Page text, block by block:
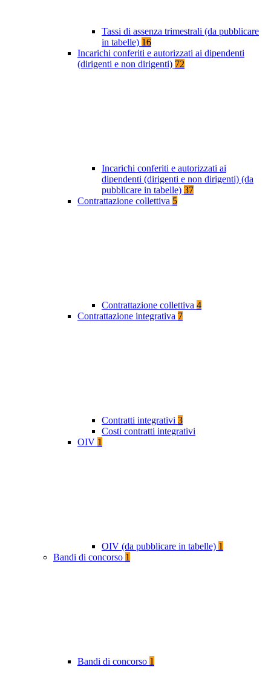
Tassi di assenza trimestrali (da pubblicare
in tabelle) 16
Incarichi conferiti e autorizzati ai dipendenti
(dirigenti e non dirigenti) 72
Incarichi conferiti e autorizzati ai
dipendenti (dirigenti e non dirigenti) (da
pubblicare in tabelle) 37
Contrattazione collettiva 5
Contrattazione collettiva 4
Contrattazione integrativa 7
Contratti integrativi 3
Costi contratti integrativi
OIV 1
OIV (da pubblicare in tabelle) 1
Bandi di concorso 1
Bandi di concorso 1